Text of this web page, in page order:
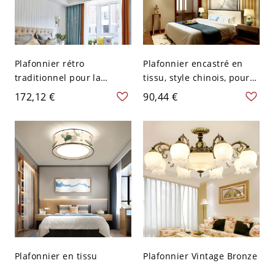
Plafonnier rétro
traditionnel pour la
maison, avec abat-jour en
verre, pour chambre et
salon - 110 V-120 V 4
172,12 €
Plafonnier encastré en
tissu, style chinois, pour
salon et salle à manger -
110 V-120 V Jaune Carré
40,64 cm
90,44 €
Plafonnier en tissu
Plafonnier Vintage Bronze